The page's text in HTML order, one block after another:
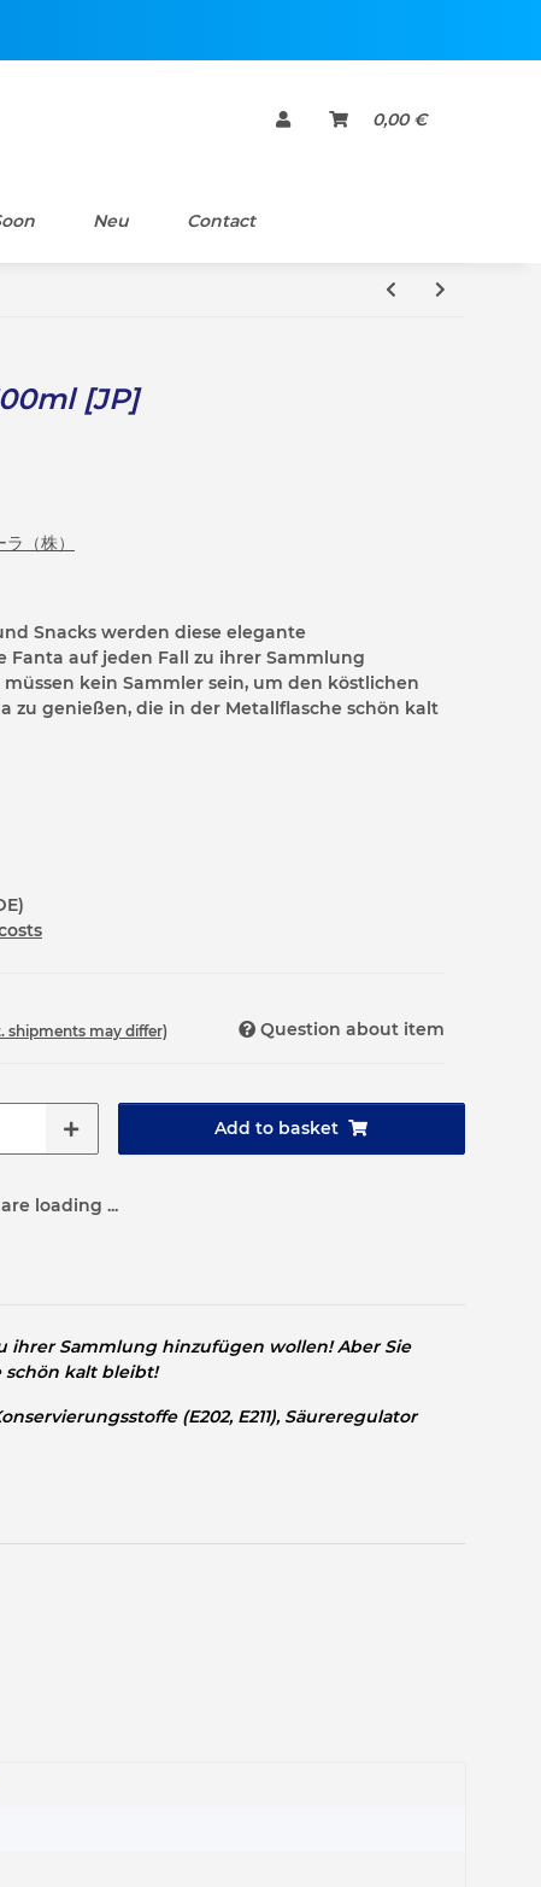
0,00 €
Neu Contact
[JP]
（株）
Snacks werden diese elegante
Fanta auf jeden Fall zu ihrer Sammlung
kein Sammler sein, um den köstlichen
zu genießen, die in der Metallflasche schön kalt
shipments may differ) Question about item
Add to basket
loading ...
ihrer Sammlung hinzufügen wollen! Aber Sie
schön kalt bleibt!
(E202, E211), Säureregulator